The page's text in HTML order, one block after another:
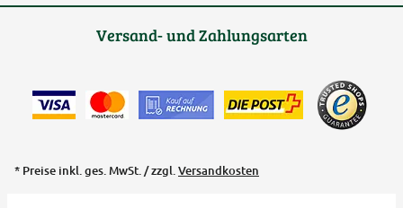
Versand- und Zahlungsarten
* Preise inkl. ges. MwSt. / zzgl.Versandkosten